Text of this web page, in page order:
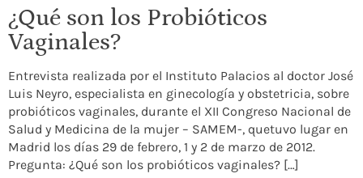
¿Qué son los Probióticos
Vaginales?
Entrevista realizada por el Instituto Palacios al doctor José
Luis Neyro, especialista en ginecología y obstetricia, sobre
probióticos vaginales, durante el XII Congreso Nacional de
Salud y Medicina de la mujer – SAMEM-, quetuvo lugar en
Madrid los días 29 de febrero, 1 y 2 de marzo de 2012.
Pregunta: ¿Qué son los probióticos vaginales? […]